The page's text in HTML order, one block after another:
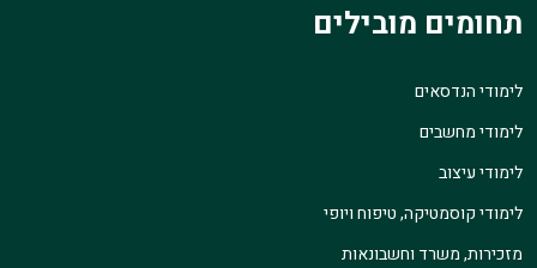
תחומים מובילים
לימודי הנדסאים
לימודי מחשבים
לימודי עיצוב
לימודי קוסמטיקה, טיפוח ויופי
מזכירות, משרד וחשבונאות